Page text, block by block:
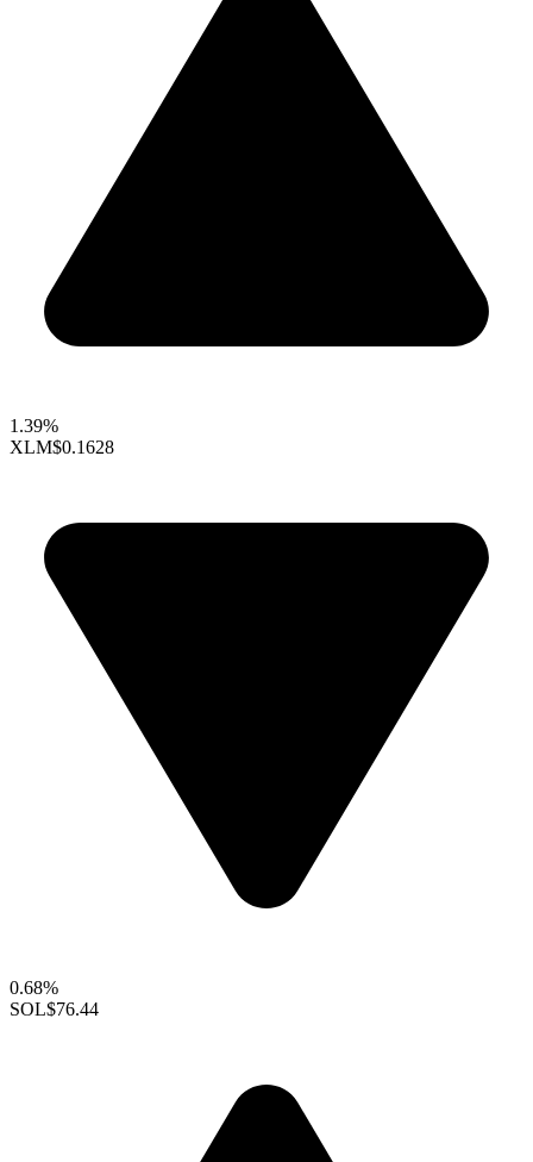
1.39%
XLM$0.1628
0.68%
SOL$76.44